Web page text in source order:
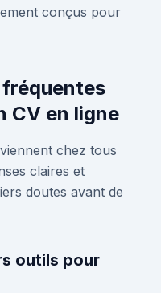
conçus pour
fréquentes
CV en ligne
chez tous
claires et
doutes avant de
outils pour